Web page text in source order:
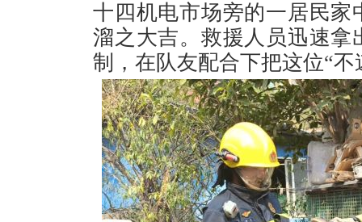
十四机电市场旁的一居民
溜之大吉。救援人员迅速
制，在队友配合下把这位“